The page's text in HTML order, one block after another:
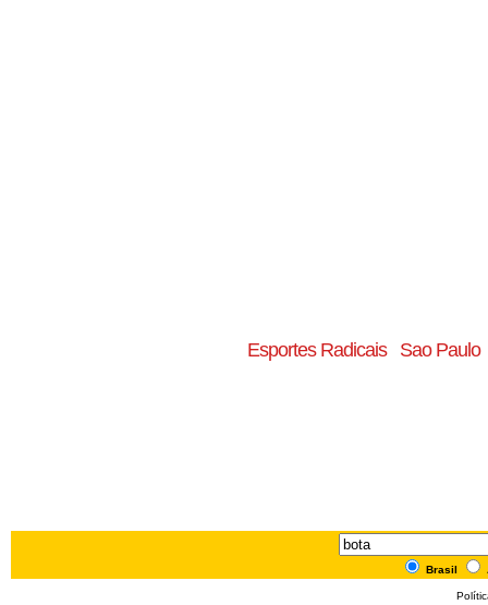
Esportes Radicais Sao Paulo
Brasil